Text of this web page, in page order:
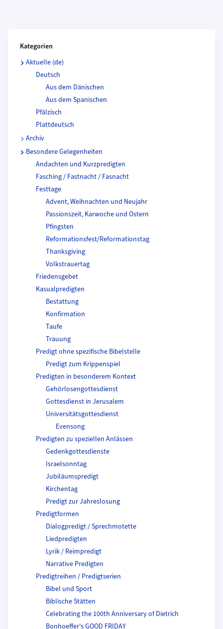
Kategorien
Aktuelle (de)
Deutsch
Aus dem Dänischen
Aus dem Spanischen
Pfälzisch
Plattdeutsch
Archiv
Besondere Gelegenheiten
Andachten und Kurzpredigten
Fasching / Fastnacht / Fasnacht
Festtage
Advent, Weihnachten und Neujahr
Passionszeit, Karwoche und Ostern
Pfingsten
Reformationsfest/Reformationstag
Thanksgiving
Volkstrauertag
Friedensgebet
Kasualpredigten
Bestattung
Konfirmation
Taufe
Trauung
Predigt ohne spezifische Bibelstelle
Predigt zum Krippenspiel
Predigten in besonderem Kontext
Gehörlosengottesdienst
Gottesdienst in Jerusalem
Universitätsgottesdienst
Evensong
Predigten zu speziellen Anlässen
Gedenkgottesdienste
Israelsonntag
Jubiläumspredigt
Kirchentag
Predigt zur Jahreslosung
Predigtformen
Dialogpredigt / Sprechmotette
Liedpredigten
Lyrik / Reimpredigt
Narrative Predigten
Predigtreihen / Predigtserien
Bibel und Sport
Biblische Stätten
Celebrating the 100th Anniversary of Dietrich
Bonhoeffer's GOOD FRIDAY